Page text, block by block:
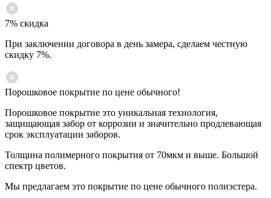
7% скидка
При заключении договора в день замера, сделаем честную
скидку 7%.
Порошковое покрытие по цене обычного!
Порошковое покрытие это уникальная технология,
защищающая забор от коррозии и значительно продлевающая
срок эксплуатации заборов.
Толщина полимерного покрытия от 70мкм и выше. Большой
спектр цветов.
Мы предлагаем это покрытие по цене обычного полиэстера.